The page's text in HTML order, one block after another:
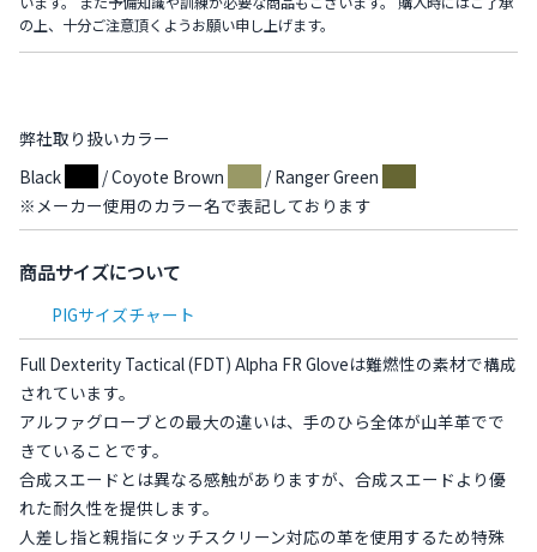
の上、十分ご注意頂くようお願い申し上げます。
弊社取り扱いカラー
Black
/ Coyote Brown
/ Ranger Green
※メーカー使用のカラー名で表記しております
商品サイズについて
PIGサイズチャート
Full Dexterity Tactical (FDT) Alpha FR Gloveは難燃性の素材で構成
されています。
アルファグローブとの最大の違いは、手のひら全体が山羊革でで
きていることです。
合成スエードとは異なる感触がありますが、合成スエードより優
れた耐久性を提供します。
人差し指と親指にタッチスクリーン対応の革を使用するため特殊